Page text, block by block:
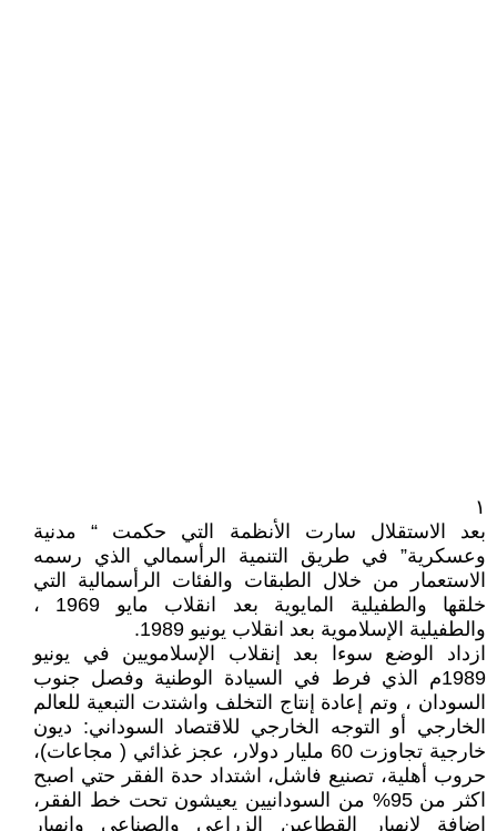
١
بعد الاستقلال سارت الأنظمة التي حكمت “ مدنية
وعسكرية” في طريق التنمية الرأسمالي الذي رسمه
الاستعمار من خلال الطبقات والفئات الرأسمالية التي
خلقها والطفيلية المايوية بعد انقلاب مايو 1969 ،
والطفيلية الإسلاموية بعد انقلاب يونيو 1989.
ازداد الوضع سوءا بعد إنقلاب الإسلامويين في يونيو
1989م الذي فرط في السيادة الوطنية وفصل جنوب
السودان ، وتم إعادة إنتاج التخلف واشتدت التبعية للعالم
الخارجي أو التوجه الخارجي للاقتصاد السوداني: ديون
خارجية تجاوزت 60 مليار دولار، عجز غذائي ( مجاعات)،
حروب أهلية، تصنيع فاشل، اشتداد حدة الفقر حتي اصبح
اكثر من 95% من السودانيين يعيشون تحت خط الفقر،
إضافة لانهيار القطاعين الزراعي والصناعي وانهيار